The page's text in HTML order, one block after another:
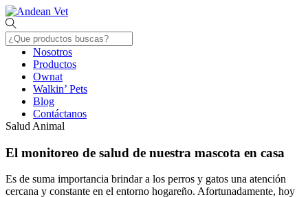
Skip
to
content
Menu
Nosotros
Productos
Ownat
Walkin’ Pets
Blog
Contáctanos
Close
Salud Animal
El monitoreo de salud de nuestra mascota en casa
Es de suma importancia brindar a los perros y gatos una atención
cercana y constante en el entorno hogareño. Afortunadamente, hoy